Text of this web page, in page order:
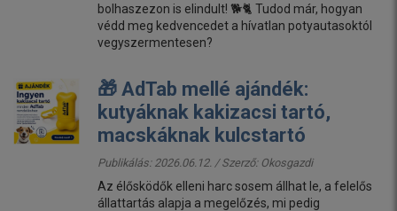
bolhaszezon is elindult! 🐕🐈 Tudod már, hogyan
védd meg kedvencedet a hívatlan potyautasoktól
vegyszermentesen?
🎁 AdTab mellé ajándék:
kutyáknak kakizacsi tartó,
macskáknak kulcstartó
Publikálás: 2026.06.12. / Szerző: Okosgazdi
Az élősködők elleni harc sosem állhat le, a felelős
állattartás alapja a megelőzés, mi pedig